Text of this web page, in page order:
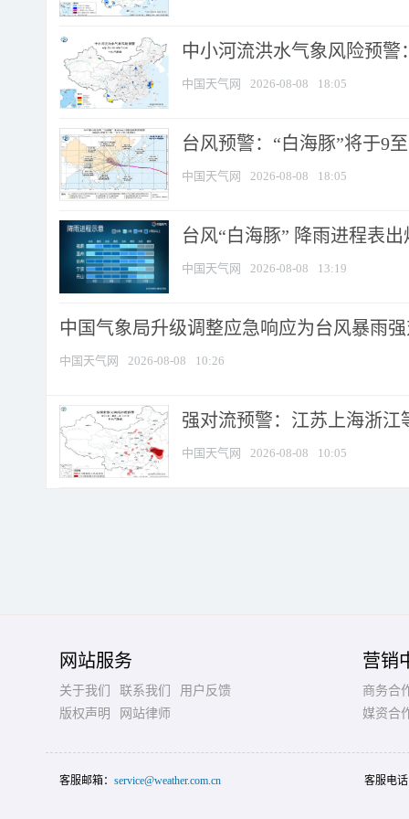
中小河流洪水气象风险预
中国天气网 2026-08-08 18:05
台风预警：“白海豚”将于9
中国天气网 2026-08-08 18:05
台风“白海豚” 降雨进程表
中国天气网 2026-08-08 13:19
中国气象局升级调整应急响应为台风暴雨
中国天气网 2026-08-08 10:26
强对流预警：江苏上海浙江
中国天气网 2026-08-08 10:05
网站服务
关于我们 联系我们
用户反馈
版权声明
网站律师
营销
商务合
媒资合
客服邮箱： service@weather.com.cn 客服电